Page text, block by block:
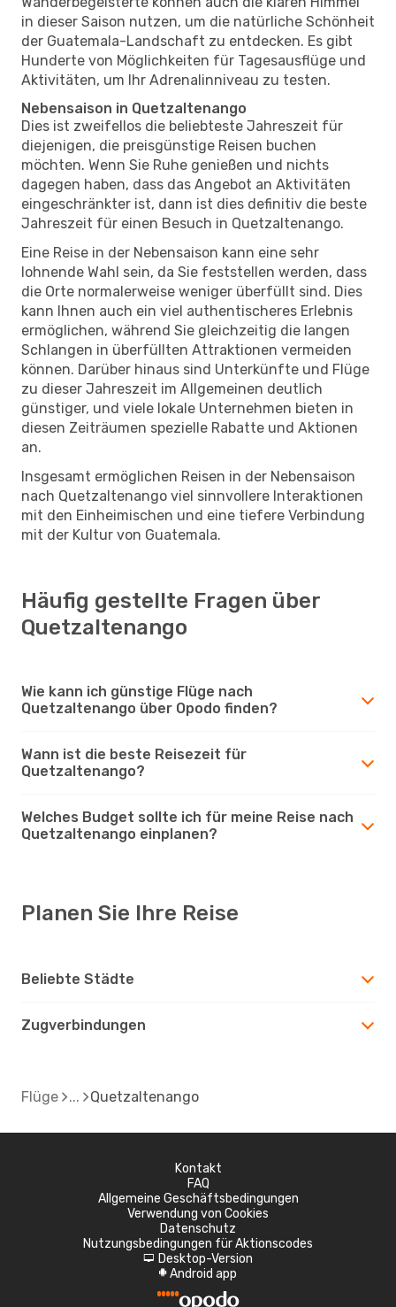
in dieser Saison nutzen, um die natürliche Schönheit
der Guatemala-Landschaft zu entdecken. Es gibt
Hunderte von Möglichkeiten für Tagesausflüge und
Aktivitäten, um Ihr Adrenalinniveau zu testen.
Nebensaison in Quetzaltenango
Dies ist zweifellos die beliebteste Jahreszeit für
diejenigen, die preisgünstige Reisen buchen
möchten. Wenn Sie Ruhe genießen und nichts
dagegen haben, dass das Angebot an Aktivitäten
eingeschränkter ist, dann ist dies definitiv die beste
Jahreszeit für einen Besuch in Quetzaltenango.
Eine Reise in der Nebensaison kann eine sehr
lohnende Wahl sein, da Sie feststellen werden, dass
die Orte normalerweise weniger überfüllt sind. Dies
kann Ihnen auch ein viel authentischeres Erlebnis
ermöglichen, während Sie gleichzeitig die langen
Schlangen in überfüllten Attraktionen vermeiden
können. Darüber hinaus sind Unterkünfte und Flüge
zu dieser Jahreszeit im Allgemeinen deutlich
günstiger, und viele lokale Unternehmen bieten in
diesen Zeiträumen spezielle Rabatte und Aktionen
an.
Insgesamt ermöglichen Reisen in der Nebensaison
nach Quetzaltenango viel sinnvollere Interaktionen
mit den Einheimischen und eine tiefere Verbindung
mit der Kultur von Guatemala.
Häufig gestellte Fragen über
Quetzaltenango
Wie kann ich günstige Flüge nach
Quetzaltenango über Opodo finden?
Wann ist die beste Reisezeit für
Quetzaltenango?
Welches Budget sollte ich für meine Reise nach
Quetzaltenango einplanen?
Planen Sie Ihre Reise
Beliebte Städte
Zugverbindungen
Flüge Quetzaltenango
Kontakt
FAQ
Allgemeine Geschäftsbedingungen
Verwendung von Cookies
Datenschutz
Nutzungsbedingungen für Aktionscodes
d Desktop-Version
A Android app